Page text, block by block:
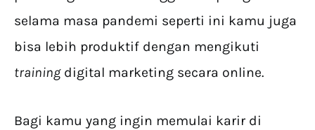
selama masa pandemi seperti ini kamu juga
bisa lebih produktif dengan mengikuti
trainingdigital marketing secara online.
Bagi kamu yang ingin memulai karir di